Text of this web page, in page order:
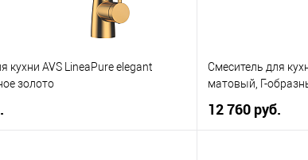
кухни AVS LineaPure elegant
золото
Смеситель для
матовый, Г-
12 760 руб.